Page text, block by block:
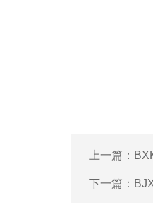
上一篇：
下一篇：